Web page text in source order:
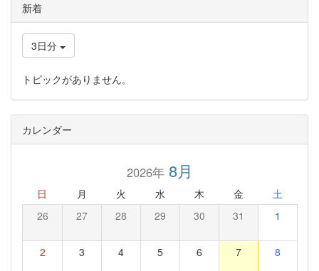
新着
3日分
トピックがありません。
カレンダー
2026年8月
日 月 火 水 木 金 土
26 27 28 29 30 31 1
2 3 4 5 6 7 8